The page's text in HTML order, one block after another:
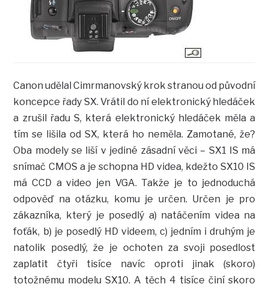
Canon udělal Cimrmanovský krok stranou od původní
koncepce řady SX. Vrátil do ní elektronický hledáček
a zrušil řadu S, která elektronický hledáček měla a
tím se lišila od SX, která ho neměla. Zamotané, že?
Oba modely se liší v jediné zásadní věci – SX1 IS má
snímač CMOS a je schopna HD videa, kdežto SX10 IS
má CCD a video jen VGA. Takže je to jednoduchá
odpověď na otázku, komu je určen. Určen je pro
zákazníka, který je posedlý a) natáčením videa na
foťák, b) je posedlý HD videem, c) jedním i druhým je
natolik posedlý, že je ochoten za svoji posedlost
zaplatit čtyři tisíce navíc oproti jinak (skoro)
totožnému modelu SX10. A těch 4 tisíce činí skoro